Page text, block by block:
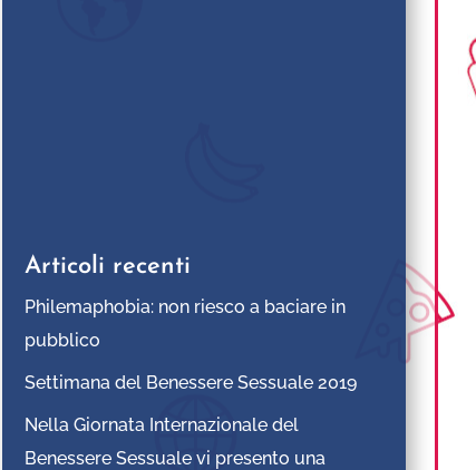
Articoli recenti
Philemaphobia: non riesco a baciare in
pubblico
Settimana del Benessere Sessuale 2019
Nella Giornata Internazionale del
Benessere Sessuale vi presento una